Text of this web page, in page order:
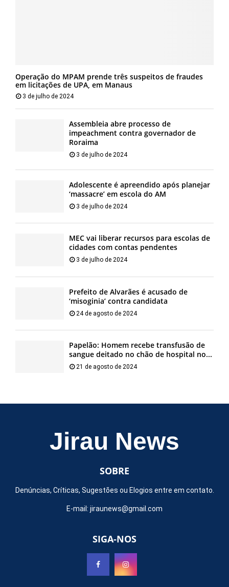
Operação do MPAM prende três suspeitos de fraudes
em licitações de UPA, em Manaus
3 de julho de 2024
Assembleia abre processo de
impeachment contra governador de
Roraima
3 de julho de 2024
Adolescente é apreendido após planejar
‘massacre’ em escola do AM
3 de julho de 2024
MEC vai liberar recursos para escolas de
cidades com contas pendentes
3 de julho de 2024
Prefeito de Alvarães é acusado de
‘misoginia’ contra candidata
24 de agosto de 2024
Papelão: Homem recebe transfusão de
sangue deitado no chão de hospital no...
21 de agosto de 2024
Jirau News
SOBRE
Denúncias, Críticas, Sugestões ou Elogios entre em contato.
E-mail: jiraunews@gmail.com
SIGA-NOS